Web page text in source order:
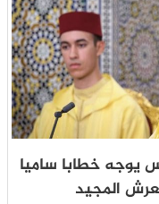
يوجه خطابا ساميا
المجيد